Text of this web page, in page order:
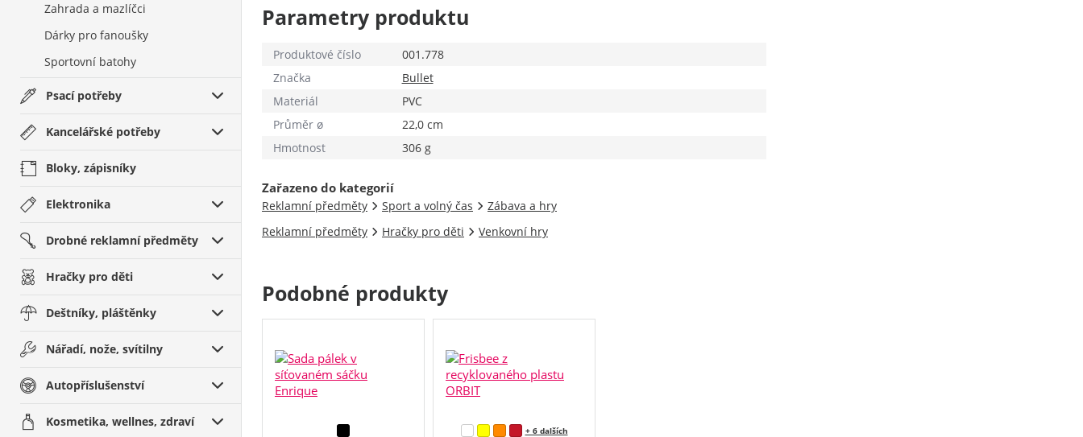
Zahrada a mazlíčci
Dárky pro fanoušky
Sportovní batohy
Psací potřeby
Kancelářské potřeby
Bloky, zápisníky
Elektronika
Drobné reklamní předměty
Hračky pro děti
Deštníky, pláštěnky
Nářadí, nože, svítilny
Autopříslušenství
Kosmetika, wellnes, zdraví
Parametry produktu
Produktové číslo
001.778
Značka
Bullet
Materiál
PVC
Průměr ø
22,0 cm
Hmotnost
306 g
Zařazeno do kategorií
Reklamní předměty Sport a volný čas
Zábava a hry
Reklamní předměty
Hračky pro děti Venkovní hry
Podobné produkty
+ 6 dalších